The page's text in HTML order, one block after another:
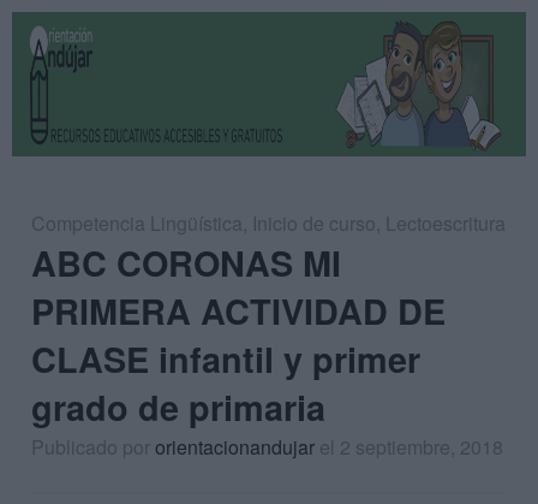
Competencia Lingüística, Inicio de curso, Lectoescritura
ABC CORONAS MI
PRIMERA ACTIVIDAD DE
CLASE infantil y primer
grado de primaria
Publicado pororientacionandujar el 2 septiembre, 2018